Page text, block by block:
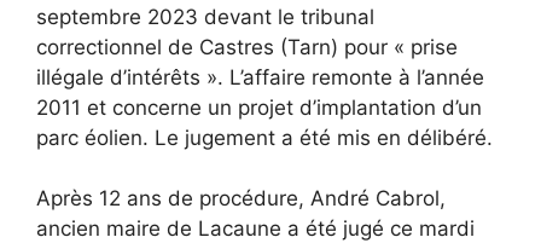
septembre 2023 devant le tribunal
correctionnel de Castres (Tarn) pour « prise
illégale d’intérêts ». L’affaire remonte à l’année
2011 et concerne un projet d’implantation d’un
parc éolien. Le jugement a été mis en délibéré.
Après 12 ans de procédure, André Cabrol,
ancien maire de Lacaune a été jugé ce mardi